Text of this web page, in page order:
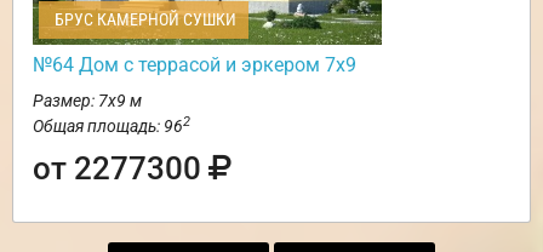
БРУС КАМЕРНОЙ СУШКИ
№64 Дом с террасой и эркером 7х9
Размер: 7х9 м
Общая площадь: 962
от 2277300